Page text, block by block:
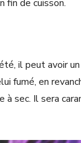
fin de cuisson.
il peut avoir
fumé, en
sec. Il sera